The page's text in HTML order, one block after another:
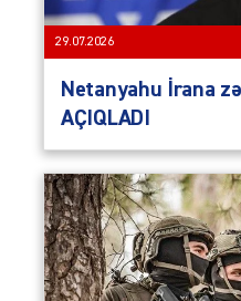
29.07.2026
Netanyahu İrana
AÇIQLADI